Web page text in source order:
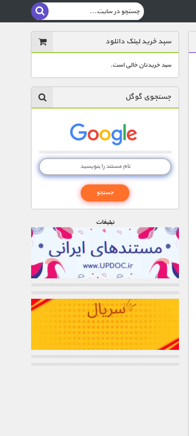
سبد خرید لینک دانلود
سبد خریدتان خالی است.
جستجوی گوگل
تبليغات